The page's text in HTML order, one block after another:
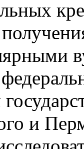
и